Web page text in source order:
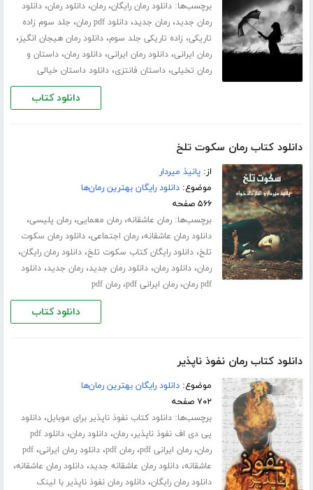
برچسب‌ها:دانلود رمان رایگان،رمان،دانلود رمان،دانلود
رمان جدید،رمان جدید،دانلود pdf رمان ، جلد سوم زاده
تاریکی، زاده تاریکی جلد سوم،دانلود رمان هیجان انگیز،
رمان ایرانی،دانلود رمان ایرانی،دانلود رمان،داستان و
رمان تخیلی،داستان فانتزی،دانلود داستان خیالی
دانلود کتاب
دانلود کتاب رمان سکوت تلخ
از:پانیذ میردار
موضوع:دانلود رایگان بهترین رمان‌ها
۵۶۶ صفحه
برچسب‌ها:رمان عاشقانه،رمان معمایی،رمان پلیسی،
دانلود رمان عاشقانه،رمان اجتماعی،دانلود رمان سکوت
تلخ،دانلود رایگان کتاب سکوت تلخ،دانلود رمان رایگان،
رمان،دانلود رمان،دانلود رمان جدید،رمان جدید،دانلود
pdf رمان
،رمان ایرانی pdf ،رمان pdf
دانلود کتاب
دانلود کتاب رمان نفوذ ناپذیر
موضوع:دانلود رایگان بهترین رمان‌ها
۷۰۲ صفحه
برچسب‌ها:دانلود کتاب نفوذ ناپذیر برای موبایل،دانلود
پی دی اف نفوذ ناپذیر،رمان،دانلود رمان،
دانلود pdf
رمان،رمان ایرانی pdf ،رمان pdf ،دانلود رمان ایرانی،pdf
عاشقانه،دانلود رمان عاشقانه جدید،دانلود رمان عاشقانه،
دانلود رمان رایگان،دانلود رمان نفوذ ناپذیر با لینک